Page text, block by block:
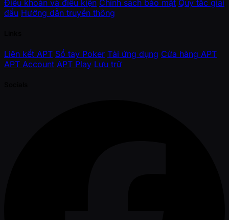
Điều khoản và điều kiện Chính sách bảo mật Quy tắc giải
đấu Hướng dẫn truyền thông
Liên kết APT Sổ tay Poker Tải ứng dụng Cửa hàng APT
APT Account APT Play Lưu trữ